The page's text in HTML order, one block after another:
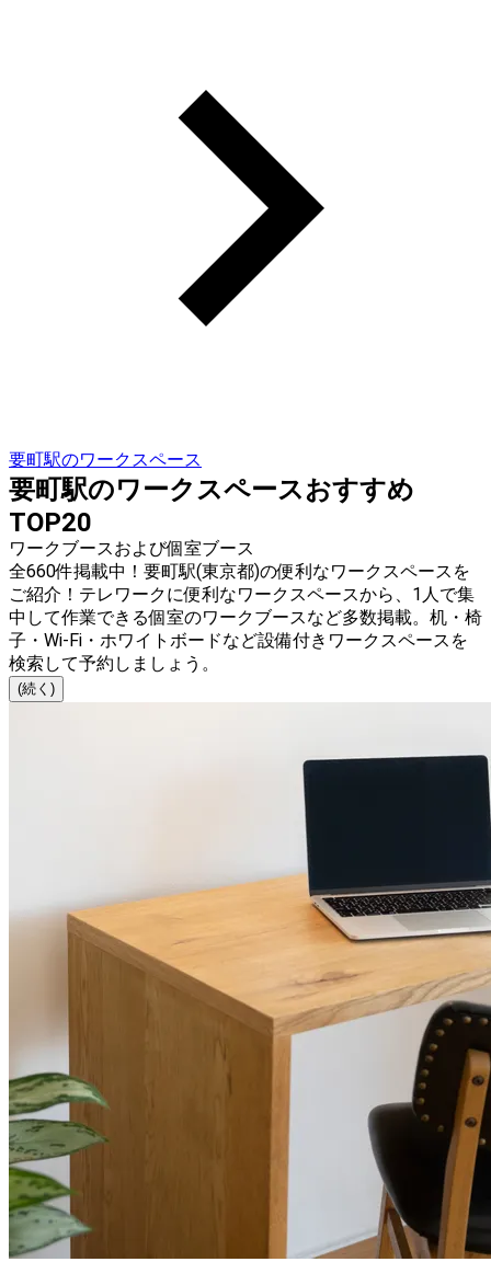
要町駅のワークスペース
要町駅のワークスペースおすすめ
TOP20
ワークブースおよび個室ブース
全660件掲載中！要町駅(東京都)の便利なワークスペースを
ご紹介！テレワークに便利なワークスペースから、1人で集
中して作業できる個室のワークブースなど多数掲載。机・椅
子・Wi-Fi・ホワイトボードなど設備付きワークスペースを
検索して予約しましょう。
(続く)